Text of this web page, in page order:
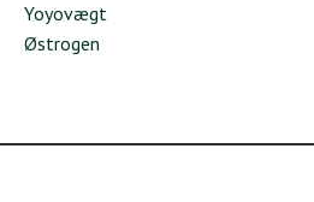
Yoyovægt
Østrogen